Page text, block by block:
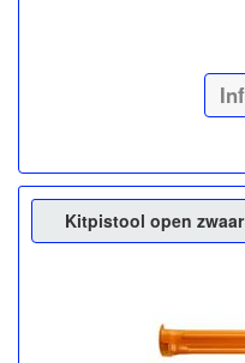
Kitpistool open